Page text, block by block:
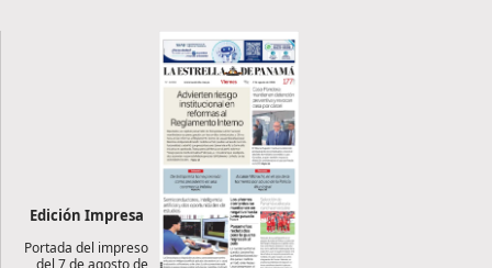
Edición Impresa
Portada del impreso
del 7 de agosto de